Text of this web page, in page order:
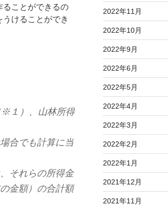
ることができるの
けることができ
※１）、山林所得
合でも計算に当
それらの所得金
金額）の合計額
2022年11月
2022年10月
2022年9月
2022年6月
2022年5月
2022年4月
2022年3月
2022年2月
2022年1月
2021年12月
2021年11月